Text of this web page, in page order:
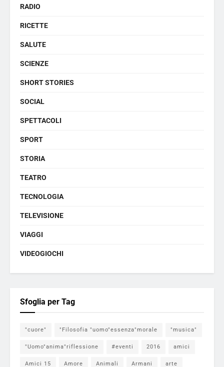
RADIO
RICETTE
SALUTE
SCIENZE
SHORT STORIES
SOCIAL
SPETTACOLI
SPORT
STORIA
TEATRO
TECNOLOGIA
TELEVISIONE
VIAGGI
VIDEOGIOCHI
Sfoglia per Tag
"cuore" "Filosofia "uomo"essenza"morale "musica"
"Uomo"anima"riflessione #eventi 2016 amici
Amici 15 Amore Animali Armani arte